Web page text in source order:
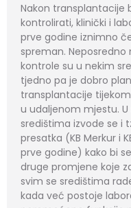
Nakon transplantacije
kontrolirati, klinički i
prve godine iznimno
spreman.
kontrole su u nekim
tjedno pa je dobro
transplantacije
u udaljenom mjestu.
središtima izvode se i
presatka (KB Merkur i
prve godine) kako bi
druge promjene koje
svim se središtima
kada već postoje